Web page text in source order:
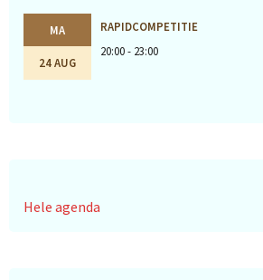
MA
24 AUG
RAPIDCOMPETITIE
20:00 - 23:00
Hele agenda